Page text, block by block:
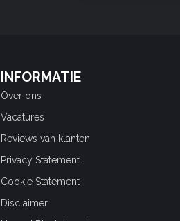
INFORMATIE
Over ons
Vacatures
Reviews van klanten
Privacy Statement
Cookie Statement
Disclaimer